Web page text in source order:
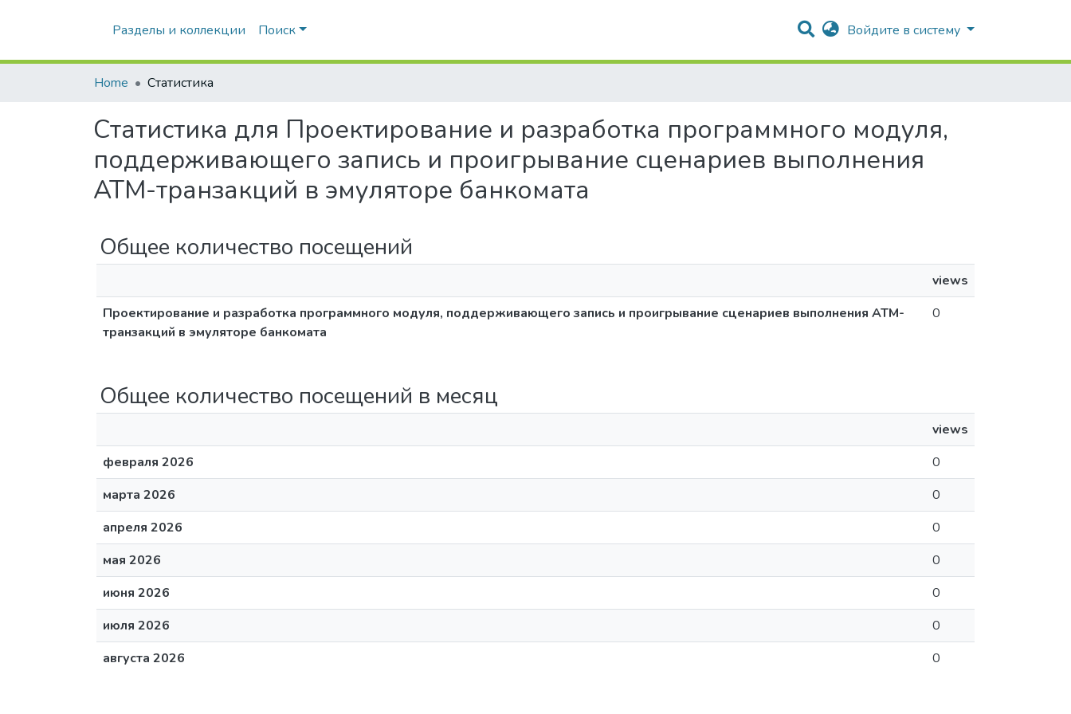
Разделы и коллекции Поиск Войдите в систему
Home Статистика
Статистика для Проектирование и разработка программного модуля,
поддерживающего запись и проигрывание сценариев выполнения
АТМ-транзакций в эмуляторе банкомата
Общее количество посещений
views
Проектирование и разработка программного модуля, поддерживающего запись и проигрывание сценариев выполнения АТМ-
транзакций в эмуляторе банкомата
0
Общее количество посещений в месяц
views
февраля 2026
0
марта 2026
0
апреля 2026
0
мая 2026
0
июня 2026
0
июля 2026
0
августа 2026
0